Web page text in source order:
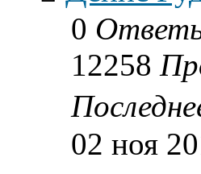
0
12258
02 ноя